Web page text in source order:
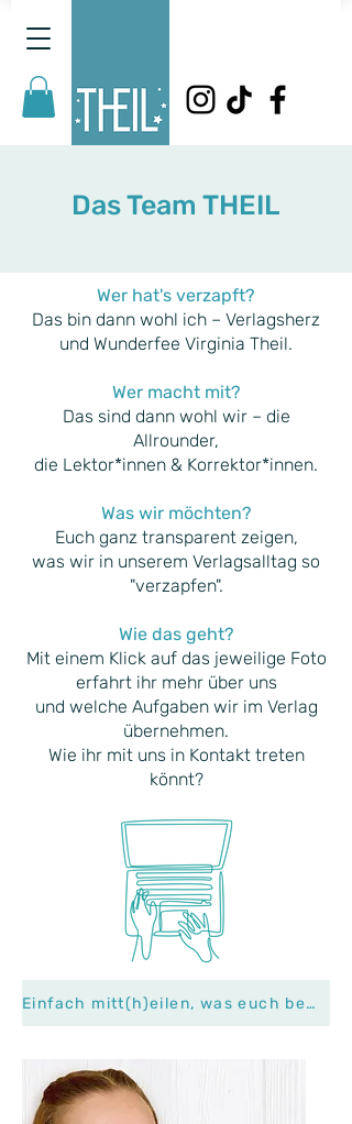
Das Team THEIL
Wer hat's verzapft?
Das bin dann wohl ich – Verlagsherz
und Wunderfee Virginia Theil.
Wer macht mit?
Das sind dann wohl wir – die
Allrounder,
die Lektor*innen & Korrektor*innen.
Was wir möchten?
Euch ganz transparent zeigen,
was wir in unserem Verlagsalltag so
"verzapfen".
Wie das geht?
Mit einem Klick auf das jeweilige Foto
erfahrt ihr mehr über uns
und welche Aufgaben wir im Verlag
übernehmen.
Wie ihr mit uns in Kontakt treten
könnt?
Einfach mitt(h)eilen, was euch bewegt und wir melden uns bei euch